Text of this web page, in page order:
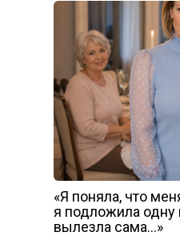
«Я поняла, что
я подложила
вылезла сама…»